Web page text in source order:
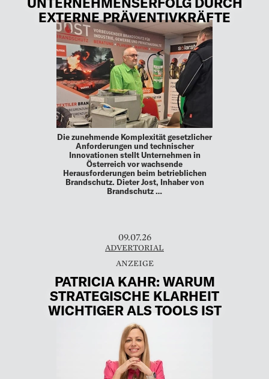
EXTERNE PRÄVENTIVKRÄFTE
Die zunehmende Komplexität gesetzlicher
Anforderungen und technischer
Innovationen stellt Unternehmen in
Österreich vor wachsende
Herausforderungen beim betrieblichen
Brandschutz. Dieter Jost, Inhaber von
Brandschutz …
09.07.26
ADVERTORIAL
PATRICIA KAHR: WARUM
STRATEGISCHE KLARHEIT
WICHTIGER ALS TOOLS IST